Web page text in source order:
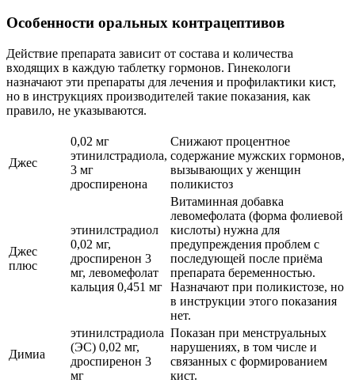
Особенности оральных контрацептивов
Действие препарата зависит от состава и количества
входящих в каждую таблетку гормонов. Гинекологи
назначают эти препараты для лечения и профилактики кист,
но в инструкциях производителей такие показания, как
правило, не указываются.
Джес
0,02 мг
этинилстрадиола,
3 мг
дроспиренона
Снижают процентное
содержание мужских гормонов,
вызывающих у женщин
поликистоз
Джес
плюс
этинилстрадиол
0,02 мг,
дроспиренон 3
мг, левомефолат
кальция 0,451 мг
Витаминная добавка
левомефолата (форма фолиевой
кислоты) нужна для
предупреждения проблем с
последующей после приёма
препарата беременностью.
Назначают при поликистозе, но
в инструкции этого показания
нет.
Димиа
этинилстрадиола
(ЭС) 0,02 мг,
дроспиренон 3
мг
Показан при менструальных
нарушениях, в том числе и
связанных с формированием
кист.